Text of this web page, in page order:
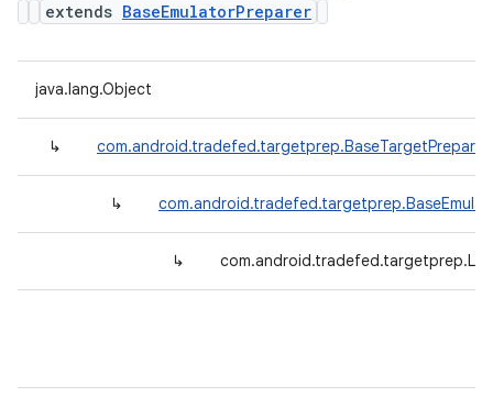
extends BaseEmulatorPreparer
java.lang.Object
↳ com.android.tradefed.targetprep.BaseTargetPreparer
↳
↳